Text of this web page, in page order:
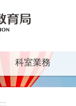
科室業務
:::